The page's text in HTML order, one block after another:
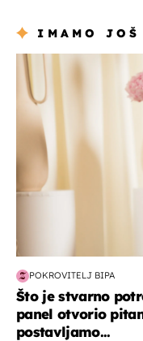
IMAMO JOŠ
moda & ljepota
POKROVITELJ BIPA
Što je stvarno
panel otvorio
postavljamo...